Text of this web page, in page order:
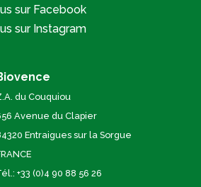
sur Facebook
sur Instagram
du Couquiou
Avenue du Clapier
Entraigues sur la Sorgue
+33 (0)4 90 88 56 26